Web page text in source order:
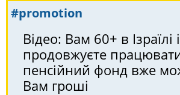
#promotion
Відео: Вам 60+ в Ізраїлі
продовжуєте
пенсійний фонд вже
Вам гроші